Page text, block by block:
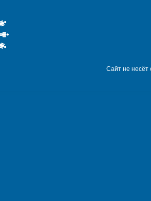
Сайт не несёт